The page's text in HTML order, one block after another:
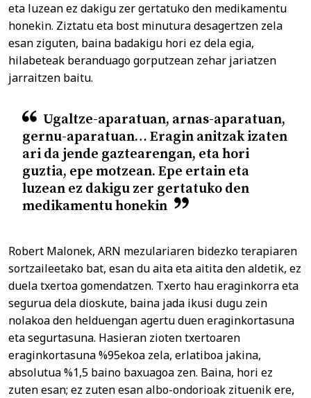
eta luzean ez dakigu zer gertatuko den medikamentu
honekin. Ziztatu eta bost minutura desagertzen zela
esan ziguten, baina badakigu hori ez dela egia,
hilabeteak beranduago gorputzean zehar jariatzen
jarraitzen baitu.
Ugaltze-aparatuan, arnas-aparatuan,
gernu-aparatuan… Eragin anitzak izaten
ari da jende gaztearengan, eta hori
guztia, epe motzean. Epe ertain eta
luzean ez dakigu zer gertatuko den
medikamentu honekin
Robert Malonek, ARN mezulariaren bidezko terapiaren
sortzaileetako bat, esan du aita eta aitita den aldetik, ez
duela txertoa gomendatzen. Txerto hau eraginkorra eta
segurua dela dioskute, baina jada ikusi dugu zein
nolakoa den helduengan agertu duen eraginkortasuna
eta segurtasuna. Hasieran zioten txertoaren
eraginkortasuna %95ekoa zela, erlatiboa jakina,
absolutua %1,5 baino baxuagoa zen. Baina, hori ez
zuten esan; ez zuten esan albo-ondorioak zituenik ere,